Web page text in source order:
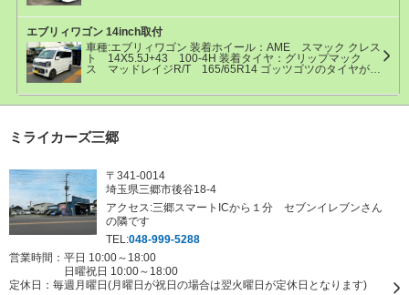
く無く、落ち着いた印象でフェンダーの空きを埋めたいと
の事で ギリギリラインを狙い245/40R19をチョイス！ カッ
コ良く仕上がりました！ OZW様、この度はご成約頂き誠に
有り難う御座いました。 ☆☆☆★☆☆☆★☆☆☆★☆☆☆
★☆☆☆ タイヤショップＨＳＴ三郷店 埼玉県三郷市彦川戸
2-124-6 TEL 048-953-1770 FAX 048-948-8540 定休
日 毎週水曜日 営業時間 9：00～19：00 店舗https://www.
エブリィワゴン 14inch取付
車種:エブリィワゴン 装着ホイール：AME スマック クレス
ト 14X5.5J+43 100-4H 装着タイヤ：グリップマック
ス マッドレイジR/T 165/65R14 ゴッツゴツのタイヤがや
ズ的に干渉ギリギリかちょっと擦るかも… 実車があるな
ら、試着するしかない！ 試着の結果 ギリギリでかわしまし
☆★☆☆☆★☆☆☆★☆☆☆★☆☆☆ タイヤショップＨＳ
Ｔ三郷店 埼玉県三郷市彦川戸2-124-6 TEL 048-953-1770
～19：00 店舗https://www.hattori-hst.com 本社https://www.h
attori-shokai.com ☆☆☆★☆☆☆★☆☆☆★☆☆☆★☆☆
☆
ミライカーズ三郷
〒341-0014
埼玉県三郷市後谷18-4
アクセス:三郷スマートICから１分 セブンイレブンさん
の隣です
TEL:048-999-5288
営業時間：平日 10:00～18:00
日曜祝日 10:00～18:00
定休日： 毎週月曜日(月曜日が祝日の場合は翌火曜日が定休日となります)